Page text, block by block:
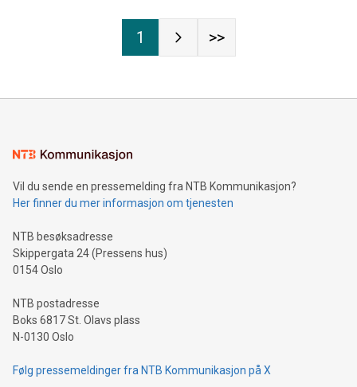
1 >>
Vil du sende en pressemelding fra NTB Kommunikasjon?
Her finner du mer informasjon om tjenesten
NTB besøksadresse
Skippergata 24 (Pressens hus)
0154 Oslo
NTB postadresse
Boks 6817 St. Olavs plass
N-0130 Oslo
Følg pressemeldinger fra NTB Kommunikasjon på X